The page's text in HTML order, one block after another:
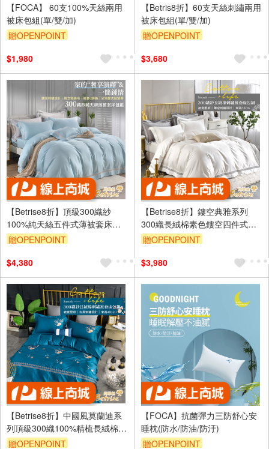
【FOCA】 60支100%天絲兩用
被床包組(單/雙/加)
贈OPENPOINT
$1,980
【Betris8折】60支天絲刺繡兩用
被床包組(單/雙/加)
贈OPENPOINT
$3,680
【Betrise8折】頂級300織紗
100%純天絲五件式薄被套床包
組(雙/加/特/特8X7)
贈OPENPOINT
$4,380
【Betrise8折】鏤空典雅系列
300織長絨棉素色鏤空四件式被
套床包組(雙/加/特8X7)
贈OPENPOINT
$3,980
【Betrise8折】中國風莫蘭迪系
列頂級300織100%精梳長絨棉素
色刺繡四件式被套床包組(雙/加)
贈OPENPOINT
【FOCA】抗菌彈力三防舒心安
睡枕(防水/防油/防汙)
贈OPENPOINT